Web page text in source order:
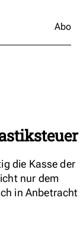
Abo
die Kasse der
nur dem
in Anbetracht